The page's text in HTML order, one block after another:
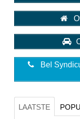
Bel
LAATSTE